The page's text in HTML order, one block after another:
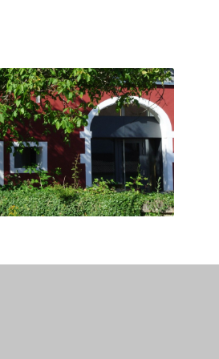
ASSEMBLÉE
GÉNÉRALE 2021